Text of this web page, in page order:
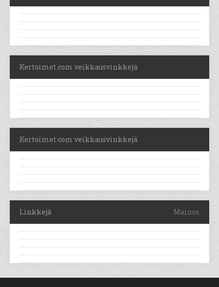
Kertoimet.com veikkausvinkkejä
Kertoimet.com veikkausvinkkejä
Linkkejä Mainos